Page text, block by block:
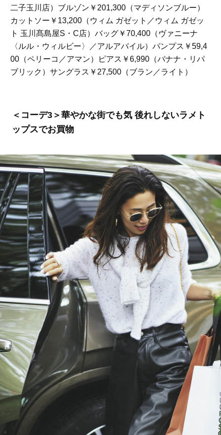
二子玉川店）ブルゾン￥201,300（マディソンブルー）
カットソー￥13,200（ウィム ガゼット／ウィム ガゼッ
ト 玉川髙島屋S・C店）バッグ￥70,400（ヴァニーナ
〈ルル・ウィルビー〉／アルアバイル）パンプス￥59,4
00（ペリーコ／アマン）ピアス￥6,990（バナナ・リパ
ブリック）サングラス￥27,500（ブラン／ライト）
＜コーデ3＞華やかな街でも気 後れしないラメト
ップスでお買物